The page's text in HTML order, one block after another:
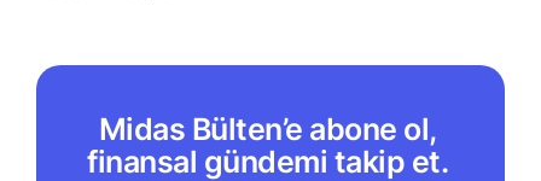
Midas Bülten’e abone ol,
finansal gündemi takip et.